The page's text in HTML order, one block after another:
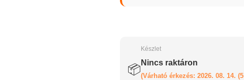
📦
Készlet
Nincs raktáron
(Várható érkezés: 2026. 08. 14. (5